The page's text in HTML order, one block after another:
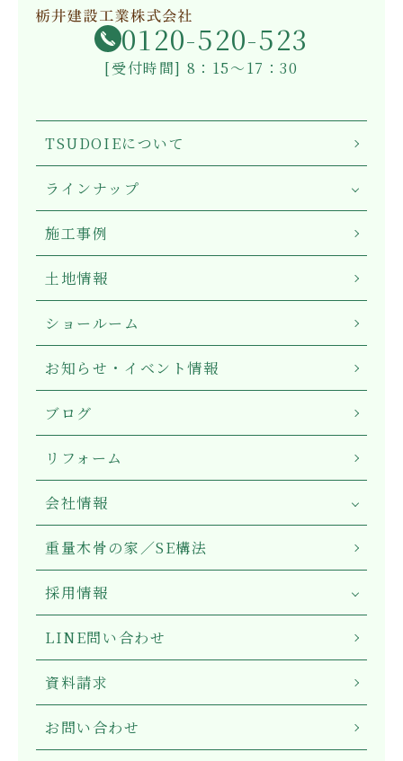
0120-520-523
[受付時間] 8：15～17：30
TSUDOIEについて
ラインナップ
施工事例
土地情報
ショールーム
お知らせ・イベント情報
ブログ
リフォーム
会社情報
重量木骨の家／SE構法
採用情報
LINE問い合わせ
資料請求
お問い合わせ